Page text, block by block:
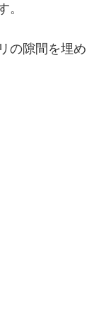
。
の隙間を埋め